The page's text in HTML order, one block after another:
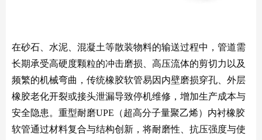
在砂石、水泥、混凝土等散装物料的输送过程中，管道需
长期承受高硬度颗粒的冲击磨损、高压流体的剪切力以及
频繁的机械弯曲，传统橡胶软管易因内壁磨损穿孔、外层
橡胶老化开裂或接头泄漏导致停机维修，增加生产成本与
安全隐患。重型耐磨UPE（超高分子量聚乙烯）内衬橡胶
软管通过材料复合与结构创新，将耐磨性、抗压强度与使